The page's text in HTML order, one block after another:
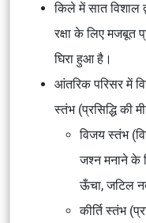
किले में सात विशाल
रक्षा के लिए मजबूत
घिरा हुआ है।
आंतरिक परिसर में
स्तंभ (प्रसिद्धि की
विजय स्तंभ
जश्न मनाने के
ऊँचा, जटिल
कीर्ति स्तंभ